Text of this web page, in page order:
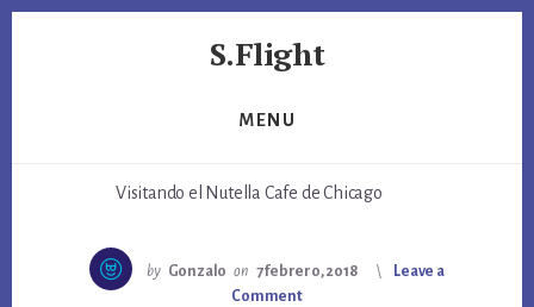
S.Flight
MENU
Visitando el Nutella Cafe de Chicago
by Gonzalo on 7 febrero, 2018
Leave a
Comment